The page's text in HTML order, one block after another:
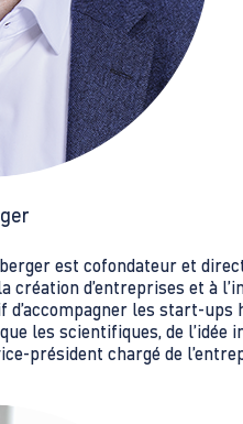
est cofondateur et
création d’entreprises et à
les start-
les scientifiques, de
président chargé de